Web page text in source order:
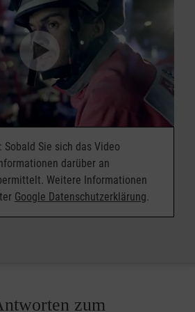
vor und werden dabei auch
Fachkräfte unterstützt.
werden Sie und Ihre
sicher nach Hause
und machen die Liebe Gottes
sichtbar. Die Dankbarkeit in
denen Sie geholfen haben, ist
begreifen lässt, dass Sie
Stückchen besser gemacht
Sobald Sie sich das Video
darüber an
Weitere Informationen
Google Datenschutzerklärung.
zum